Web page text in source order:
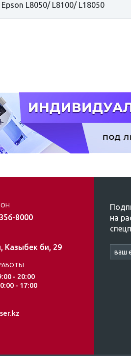
L8050/ L8100/ L18050
356-8000
Казыбек би, 29
- 20:00
- 17:00
на